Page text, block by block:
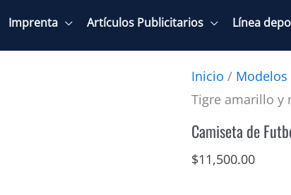
Imprenta Artículos Publicitarios Línea
Inicio / Modelos
Tigre amarillo y
Camiseta de
$11,500.00